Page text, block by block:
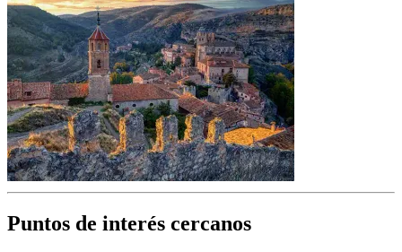
Puntos de interés cercanos